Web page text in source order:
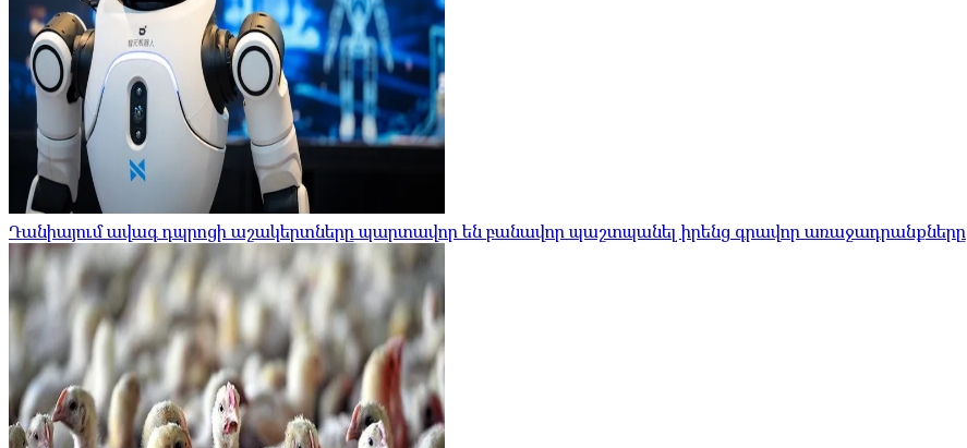
Դանիայում ավագ դպրոցի աշակերտները պարտավոր են բանավոր պաշտպանել իրենց գրավոր առաջադրանքները